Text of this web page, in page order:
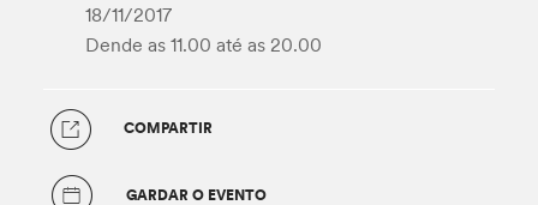
18/11/2017
Dende as 11.00 até as 20.00
COMPARTIR
GARDAR O EVENTO